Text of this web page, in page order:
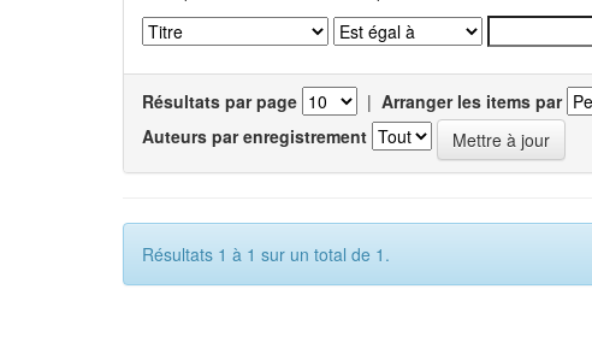
Résultats par page | Arranger les items par
Auteurs par enregistrement
Résultats 1 à 1 sur un total de 1.